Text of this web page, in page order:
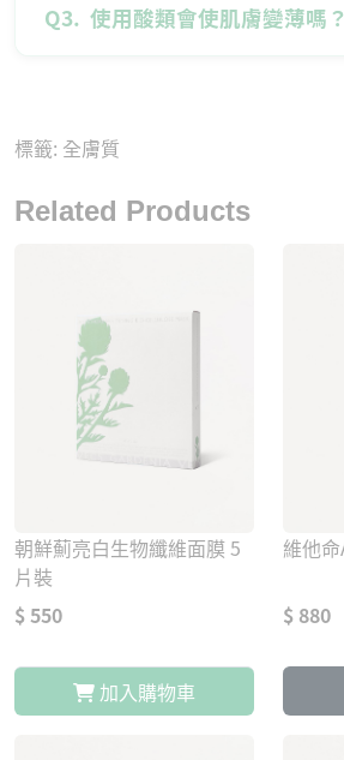
Q3. 使用酸類會使肌膚變薄嗎？
標籤: 全膚質
Related Products
朝鮮薊亮白生物纖維面膜 5
片裝
$ 550
加入購物車
$ 880